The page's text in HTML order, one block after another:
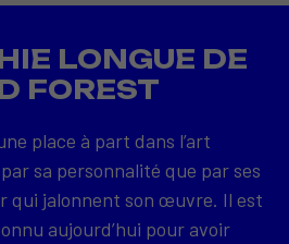
LONGUE DE
FOREST
place à part dans l’art
sa personnalité que par ses
qui jalonnent son œuvre. Il est
aujourd’hui pour avoir